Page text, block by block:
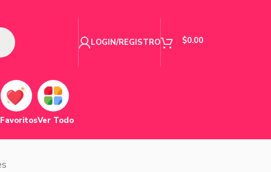
LOGIN/REGISTRO $0.00
FavoritosVer Todo